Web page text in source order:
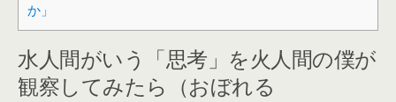
か」
水人間がいう「思考」を火人間の僕が
観察してみたら（おぼれる